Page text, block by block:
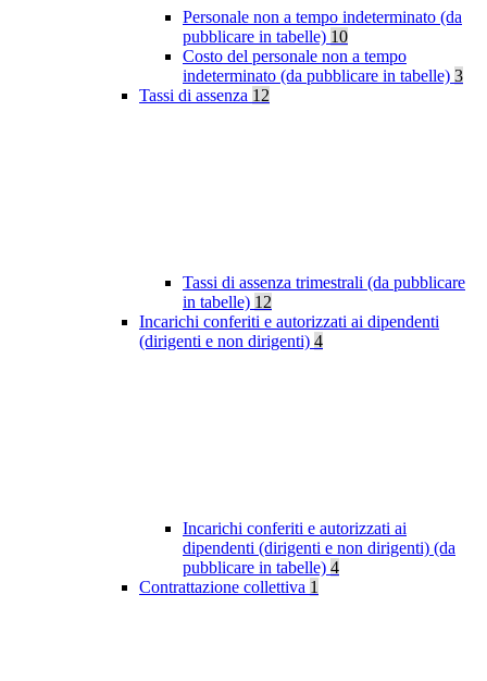
Personale non a tempo indeterminato (da
pubblicare in tabelle) 10
Costo del personale non a tempo
indeterminato (da pubblicare in tabelle) 3
Tassi di assenza 12
Tassi di assenza trimestrali (da pubblicare
in tabelle) 12
Incarichi conferiti e autorizzati ai dipendenti
(dirigenti e non dirigenti) 4
Incarichi conferiti e autorizzati ai
dipendenti (dirigenti e non dirigenti) (da
pubblicare in tabelle) 4
Contrattazione collettiva 1